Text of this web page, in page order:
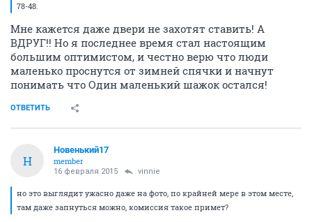
78-48.
Мне кажется даже двери не захотят ставить! А
ВДРУГ!! Но я последнее время стал настоящим
большим оптимистом, и честно верю что люди
маленько проснутся от зимней спячки и начнут
понимать что Один маленький шажок остался!
ОТВЕТИТЬ
Н
Новенький17
member
16 февраля 2015 vinnie
но это выглядит ужасно даже на фото, по крайней мере в этом месте,
там даже запнуться можно, комиссия такое примет?